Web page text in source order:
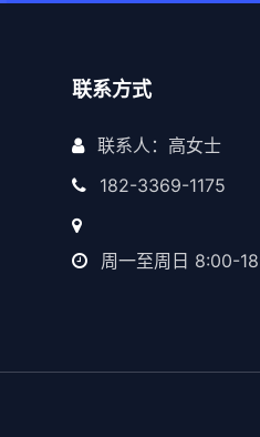
联系方式
联系人：高女士
182-3369-1175
周一至周日 8:00-